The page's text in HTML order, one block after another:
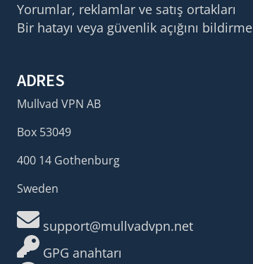
Yorumlar, reklamlar ve satış ortakları
Bir hatayı veya güvenlik açığını bildirme
ADRES
Mullvad VPN AB
Box 53049
400 14 Gothenburg
Sweden
support@mullvadvpn.net
GPG anahtarı